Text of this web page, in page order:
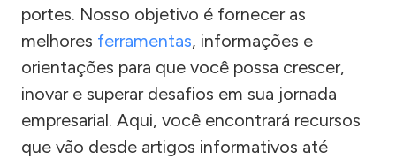
portes. Nosso objetivo é fornecer as
melhores ferramentas, informações e
orientações para que você possa crescer,
inovar e superar desafios em sua jornada
empresarial. Aqui, você encontrará recursos
que vão desde artigos informativos até